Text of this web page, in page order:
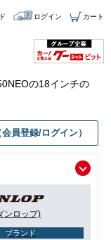
ログイン カート
の18インチの
員登録/ログイン）
ンロップ)
ブランド